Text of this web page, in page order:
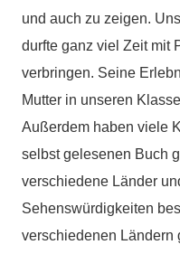
und auch zu zeigen.
durfte ganz viel Zeit mit
verbringen. Seine
Mutter in unseren
Außerdem haben viele
selbst gelesenen Buch
verschiedene Länder
Sehenswürdigkeiten
verschiedenen Ländern